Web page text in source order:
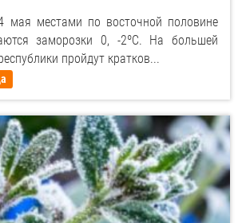
местами по восточной половине
заморозки 0, -2ºC. На большей
пройдут кратков...